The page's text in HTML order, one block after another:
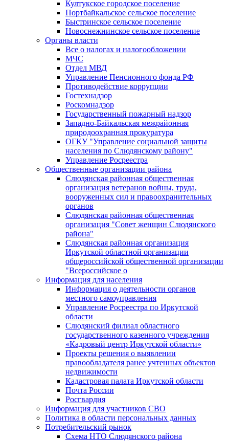
Култукское городское поселение
Портбайкальское сельское поселение
Быстринское сельское поселение
Новоснежнинское сельское поселение
Органы власти
Все о налогах и налогообложении
МЧС
Отдел МВД
Управление Пенсионного фонда РФ
Противодействие коррупции
Гостехнадзор
Роскомнадзор
Государственный пожарный надзор
Западно-Байкальская межрайонная
природоохранная прокуратура
ОГКУ "Управление социальной защиты
населения по Слюдянскому району"
Управление Росреестра
Общественные организации района
Слюдянская районная общественная
организация ветеранов войны, труда,
вооруженных сил и правоохранительных
органов
Слюдянская районная общественная
организация "Совет женщин Слюдянского
района"
Слюдянская районная организация
Иркутской областной организации
общероссийской общественной организации
"Всероссийское о
Информация для населения
Информация о деятельности органов
местного самоуправления
Управление Росреестра по Иркутской
области
Слюдянский филиал областного
государственного казенного учреждения
«Кадровый центр Иркутской области»
Проекты решения о выявлении
правообладателя ранее учтенных объектов
недвижимости
Кадастровая палата Иркутской области
Почта России
Росгвардия
Информация для участников СВО
Политика в области персональных данных
Потребительский рынок
Схема НТО Слюдянского района